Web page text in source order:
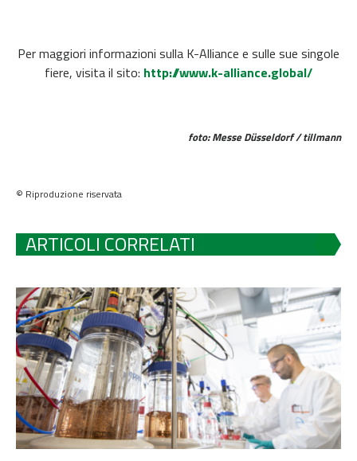
Per maggiori informazioni sulla K-Alliance e sulle sue singole
fiere, visita il sito: http://www.k-alliance.global/
foto: Messe Düsseldorf / tillmann
© Riproduzione riservata
ARTICOLI CORRELATI